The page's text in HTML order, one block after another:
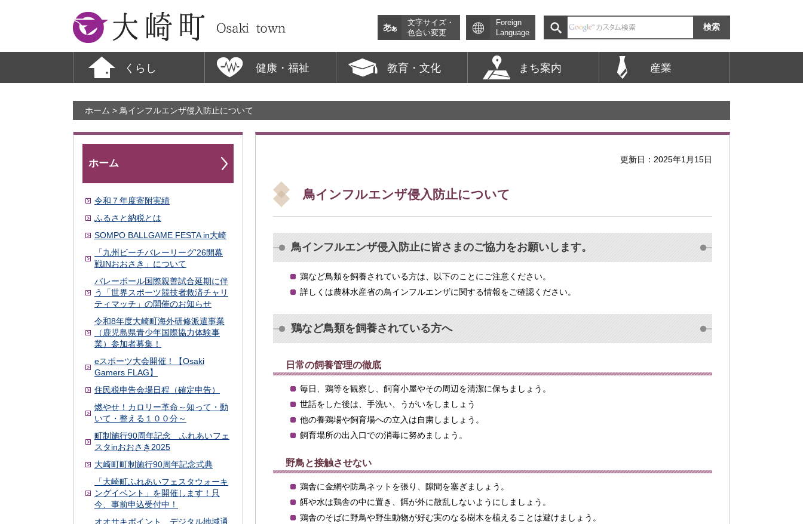
大崎町
文字サイズ・
色合い変更
Foreign
Language
くらし 健康・福祉 教育・文化 まち案内 産業
ホーム > 鳥インフルエンザ侵入防止について
ホーム
令和７年度寄附実績
ふるさと納税とは
SOMPO BALLGAME FESTA in大崎
「九州ビーチバレーリーグ'26開幕
戦INおおさき」について
バレーボール国際親善試合延期に伴
う「世界スポーツ競技者救済チャリ
ティマッチ」の開催のお知らせ
令和8年度大崎町海外研修派遣事業
（鹿児島県青少年国際協力体験事
業）参加者募集！
eスポーツ大会開催！【Osaki
Gamers FLAG】
住民税申告会場日程（確定申告）
燃やせ！カロリー革命～知って・動
いて・整える１００分～
町制施行90周年記念 ふれあいフェ
スタinおおさき2025
大崎町町制施行90周年記念式典
「大崎町ふれあいフェスタウォーキ
ングイベント」を開催します！只
今、事前申込受付中！
オオサキポイント デジタル地域通
更新日：2025年1月15日
鳥インフルエンザ侵入防止について
鳥インフルエンザ侵入防止に皆さまのご協力をお願いします。
鶏など鳥類を飼養されている方は、以下のことにご注意ください。
詳しくは農林水産省の鳥インフルエンザに関する情報をご確認ください。
鶏など鳥類を飼養されている方へ
日常の飼養管理の徹底
毎日、鶏等を観察し、飼育小屋やその周辺を清潔に保ちましょう。
世話をした後は、手洗い、うがいをしましょう
他の養鶏場や飼育場への立入は自粛しましょう。
飼育場所の出入口での消毒に努めましょう。
野鳥と接触させない
鶏舎に金網や防鳥ネットを張り、隙間を塞ぎましょう。
餌や水は鶏舎の中に置き、餌が外に散乱しないようにしましょう。
鶏舎のそばに野鳥や野生動物が好む実のなる樹木を植えることは避けましょう。